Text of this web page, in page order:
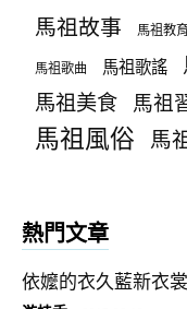
馬祖故事 馬祖教育
馬祖歌曲 馬祖歌謠
馬祖美食 馬祖
馬祖風俗 馬
熱門文章
依嬤的衣久藍新衣裳